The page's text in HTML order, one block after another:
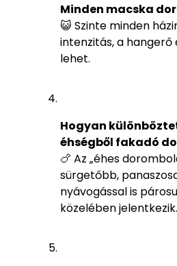
Minden macska
😺 Szinte minden
intenzitás, a hangerő
lehet.
Hogyan
éhségből fakadó
🍗 Az „éhes
sürgetőbb,
nyávogással is
közelében jelentkezik.